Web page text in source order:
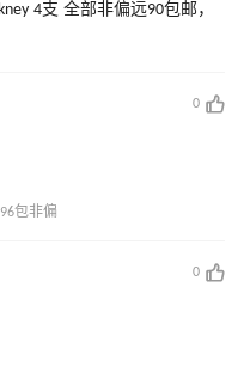
4支 全部非偏远90包邮，
0
96包非偏
0